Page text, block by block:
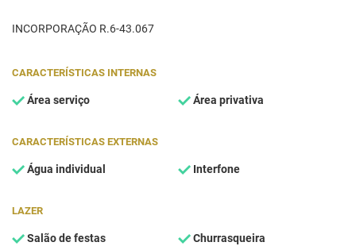
INCORPORAÇÃO R.6-43.067
CARACTERÍSTICAS INTERNAS
Área serviço Área privativa
CARACTERÍSTICAS EXTERNAS
Água individual Interfone
LAZER
Salão de festas Churrasqueira